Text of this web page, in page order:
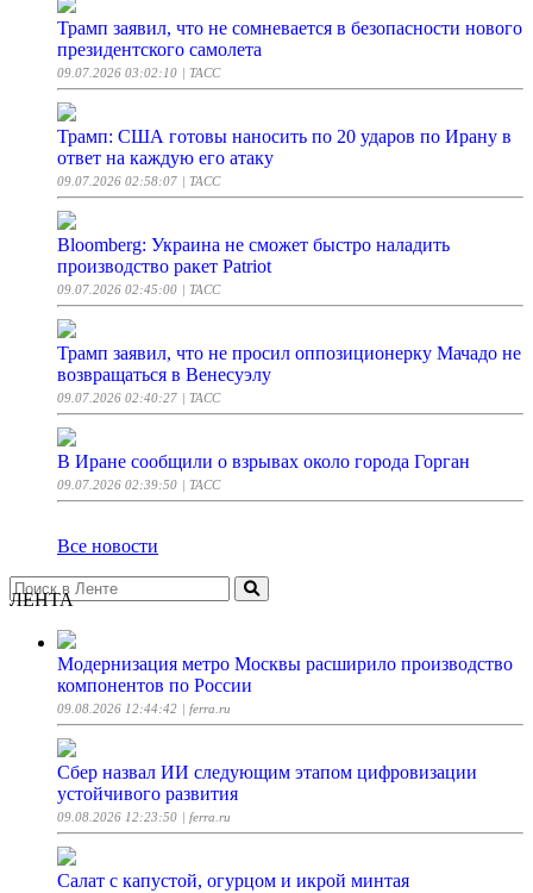
Трамп заявил, что не сомневается в безопасности нового
президентского самолета
09.07.2026 03:02:10 | ТАСС
Трамп: США готовы наносить по 20 ударов по Ирану в
ответ на каждую его атаку
09.07.2026 02:58:07 | ТАСС
Bloomberg: Украина не сможет быстро наладить
производство ракет Patriot
09.07.2026 02:45:00 | ТАСС
Трамп заявил, что не просил оппозиционерку Мачадо не
возвращаться в Венесуэлу
09.07.2026 02:40:27 | ТАСС
В Иране сообщили о взрывах около города Горган
09.07.2026 02:39:50 | ТАСС
Все новости
ЛЕНТА
Модернизация метро Москвы расширило производство
компонентов по России
09.08.2026 12:44:42 | ferra.ru
Сбер назвал ИИ следующим этапом цифровизации
устойчивого развития
09.08.2026 12:23:50 | ferra.ru
Салат с капустой, огурцом и икрой минтая